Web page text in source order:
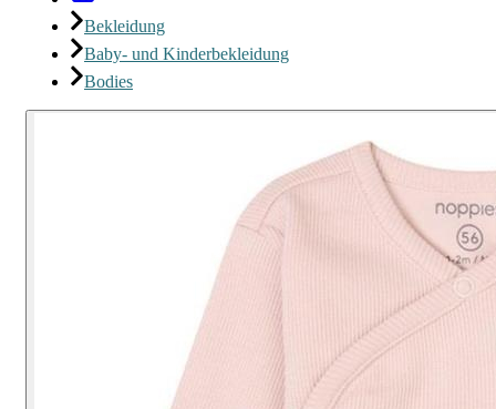
Bekleidung
Baby- und Kinderbekleidung
Bodies